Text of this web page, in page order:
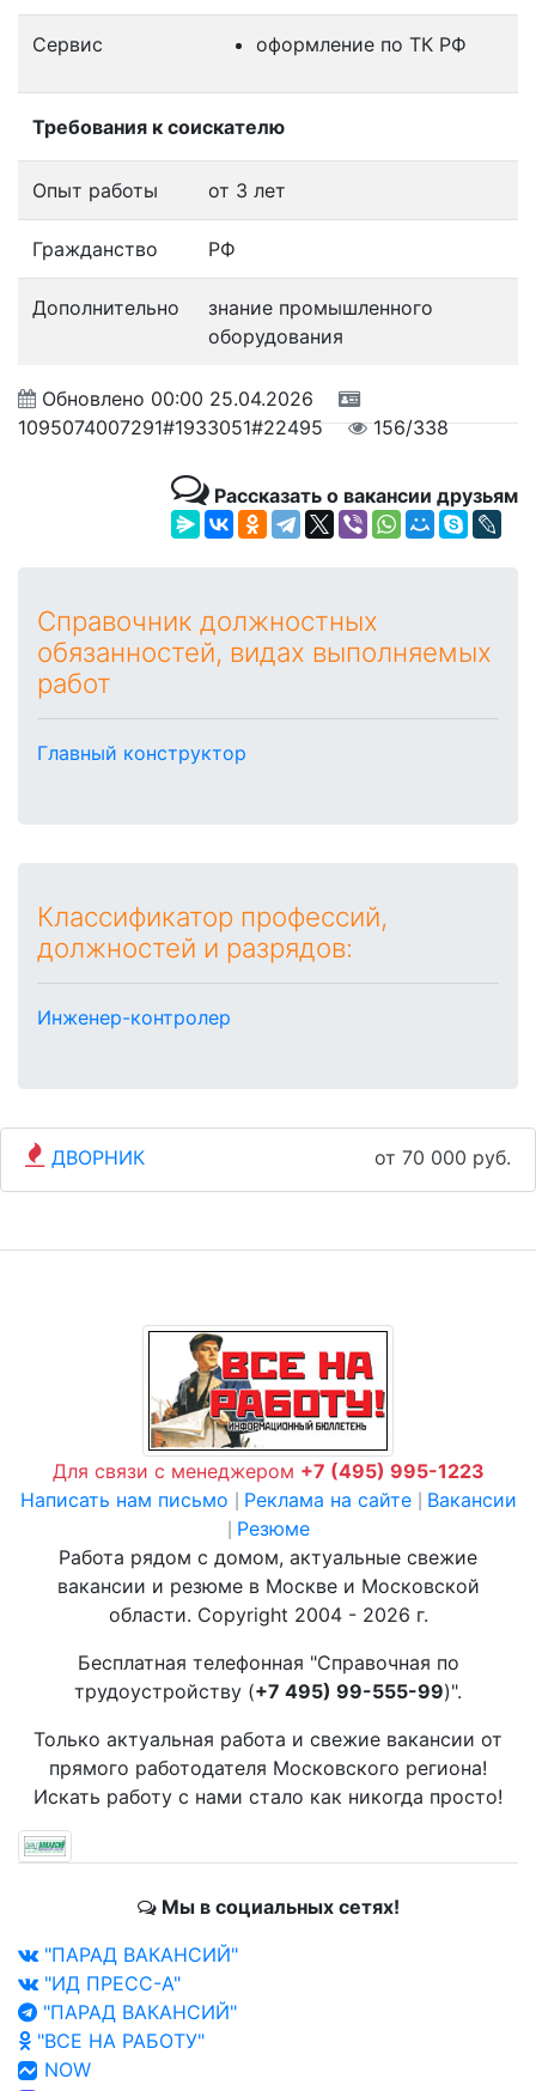
Сервис оформление по ТК РФ
Требования к соискателю
Опыт работы от 3 лет
Гражданство РФ
Дополнительно
знание промышленного
оборудования
Обновлено 00:00 25.04.2026
1095074007291#1933051#22495
156/338
Рассказать о вакансии друзьям
Справочник должностных
обязанностей, видах выполняемых
работ
Главный конструктор
Классификатор профессий,
должностей и разрядов:
Инженер-контролер
ДВОРНИК от 70 000 руб.
Для связи с менеджером +7 (495) 995-1223
Написать нам письмо
Реклама на сайте Вакансии
Резюме
Работа рядом с домом, актуальные свежие
вакансии и резюме в Москве и Московской
области. Copyright 2004 - 2026 г.
Бесплатная телефонная "Справочная по
трудоустройству (+7 495) 99-555-99)".
Только актуальная работа и свежие вакансии от
прямого работодателя Московского региона!
Искать работу с нами стало как никогда просто!
Мы в социальных сетях!
"ПАРАД ВАКАНСИЙ"
"ИД ПРЕСС-А"
"ПАРАД ВАКАНСИЙ"
"ВСЕ НА РАБОТУ"
NOW